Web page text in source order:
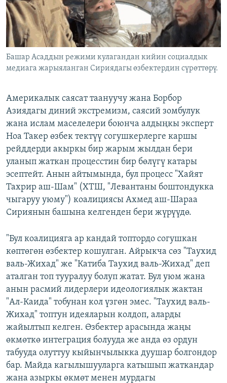
Башар Асаддын режими кулагандан кийин социалдык
медиага жарыяланган Сириядагы өзбектердин сүрөттөрү.
Америкалык саясат таануучу жана Борбор
Азиядагы диний экстремизм, саясий зомбулук
жана ислам маселелери боюнча алдыңкы эксперт
Ноа Такер өзбек тектүү согушкерлерге каршы
рейддерди акыркы бир жарым жылдан бери
уланып жаткан процесстин бир бөлүгү катары
эсептейт. Анын айтымында, бул процесс "Хайят
Тахрир аш-Шам" (ХТШ, "Левантаны боштондукка
чыгаруу уюму") коалициясы Ахмед аш-Шараа
Сириянын башына келгенден бери жүрүүдө.
"Бул коалицияга ар кандай топтордо согушкан
көптөгөн өзбектер кошулган. Айрыкча сөз "Таухид
валь-Жихад" же "Катиба Таухид валь-Жихад" деп
аталган топ тууралуу болуп жатат. Бул уюм жана
анын расмий лидерлери идеологиялык жактан
"Ал-Каида" тобунан кол үзгөн эмес. "Таухид валь-
Жихад" топтун идеяларын колдоп, аларды
жайылтып келген. Өзбектер арасында жаңы
өкмөткө интеграция болууда же анда өз ордун
табууда олуттуу кыйынчылыкка дуушар болгондор
бар. Майда кагылышууларга катышып жаткандар
жана азыркы өкмөт менен мурдагы